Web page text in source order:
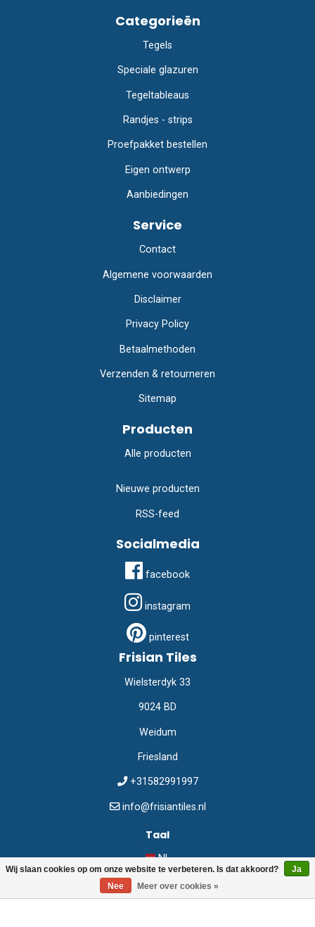
Wij slaan cookies op om onze website te verbeteren. Is dat akkoord?
Ja
Nee
Meer over cookies »
Categorieën
Tegels
Speciale glazuren
Tegeltableaus
Randjes - strips
Proefpakket bestellen
Eigen ontwerp
Aanbiedingen
Service
Contact
Algemene voorwaarden
Disclaimer
Privacy Policy
Betaalmethoden
Verzenden & retourneren
Sitemap
Producten
Alle producten
Nieuwe producten
RSS-feed
Socialmedia
facebook
instagram
pinterest
Frisian Tiles
Wielsterdyk 33
9024 BD
Weidum
Friesland
+31582991997
info@frisiantiles.nl
Taal
NL